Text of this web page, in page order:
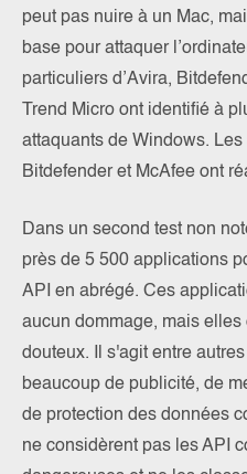
peut pas nuire à un Mac,
base pour attaquer
particuliers d’Avira,
Trend Micro ont identifié à
attaquants de Windows.
Bitdefender et McAfee ont
Dans un second test non
près de 5 500 applications
API en abrégé. Ces
aucun dommage, mais elles
douteux. Il s'agit entre
beaucoup de publicité, de
de protection des données
ne considèrent pas les API